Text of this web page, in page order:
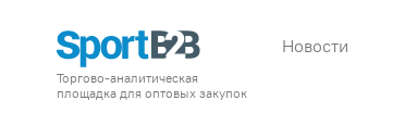
Торгово-аналитическая
площадка для оптовых закупок
Новости